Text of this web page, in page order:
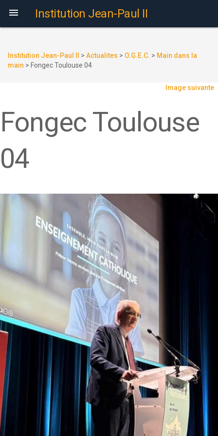
 Institution Jean-Paul II
Institution Jean-Paul II > Actualites > O.G.E.C. > Main dans la
main > Fongec Toulouse 04
Image suivante
Fongec Toulouse
04